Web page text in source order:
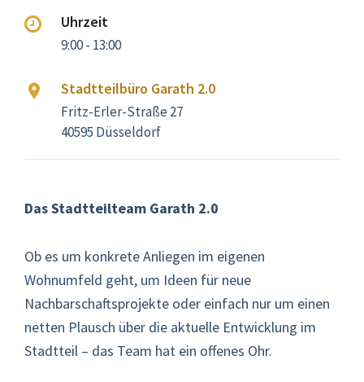
Uhrzeit
9:00 - 13:00
Stadtteilbüro Garath 2.0
Fritz-Erler-Straße 27
40595 Düsseldorf
Das Stadtteilteam Garath 2.0
Ob es um konkrete Anliegen im eigenen
Wohnumfeld geht, um Ideen für neue
Nachbarschaftsprojekte oder einfach nur um einen
netten Plausch über die aktuelle Entwicklung im
Stadtteil – das Team hat ein offenes Ohr.